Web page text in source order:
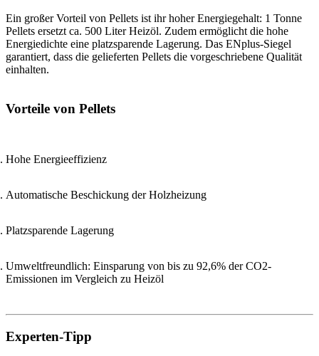
Ein großer Vorteil von Pellets ist ihr hoher Energiegehalt: 1 Tonne
Pellets ersetzt ca. 500 Liter Heizöl. Zudem ermöglicht die hohe
Energiedichte eine platzsparende Lagerung. Das ENplus-Siegel
garantiert, dass die gelieferten Pellets die vorgeschriebene Qualität
einhalten.
Vorteile von Pellets
Hohe Energieeffizienz
Automatische Beschickung der Holzheizung
Platzsparende Lagerung
Umweltfreundlich: Einsparung von bis zu 92,6% der CO2-
Emissionen im Vergleich zu Heizöl
Experten-Tipp